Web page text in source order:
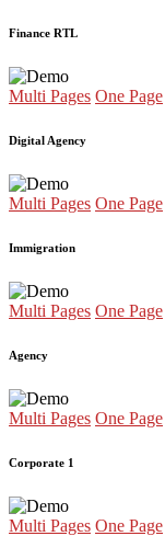
Finance RTL
Multi Pages One Page
Digital Agency
Multi Pages One Page
Immigration
Multi Pages One Page
Agency
Multi Pages One Page
Corporate 1
Multi Pages One Page